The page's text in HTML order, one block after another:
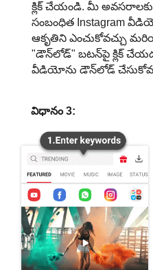
క్లిక్ చేయండి. మీ
సంబంధిత Instagram
ఆకృతిని ఎంచుకోవచ్చు
"డౌన్‌లోడ్" బటన్‌పై క్లిక్
వీడియోను డౌన్‌లోడ్
విధానం 3: